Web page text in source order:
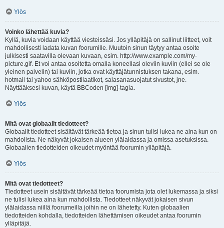
Ylös
Voinko lähettää kuvia?
Kyllä, kuvia voidaan käyttää viesteissäsi. Jos ylläpitäjä on sallinut liitteet, voit
mahdollisesti ladata kuvan foorumille. Muutoin sinun täytyy antaa osoite
julkisesti saatavilla olevaan kuvaan, esim. http://www.example.com/my-
picture.gif. Et voi antaa osoitetta omalla koneellasi oleviin kuviin (ellei se ole
yleinen palvelin) tai kuviin, jotka ovat käyttäjätunnistuksen takana, esim.
hotmail tai yahoo sähköpostilaatikot, salasanasuojatut sivustot, jne.
Näyttääksesi kuvan, käytä BBCoden [img]-tagia.
Ylös
Mitä ovat globaalit tiedotteet?
Globaalit tiedotteet sisältävät tärkeää tietoa ja sinun tulisi lukea ne aina kun on
mahdolista. Ne näkyvät jokaisen alueen ylälaidassa ja omissa asetuksissa.
Globaalien tiedotteiden oikeudet myöntää foorumin ylläpitäjä.
Ylös
Mitä ovat tiedotteet?
Tiedotteet usein sisältävät tärkeää tietoa foorumista jota olet lukemassa ja siksi
ne tulisi lukea aina kun mahdollista. Tiedotteet näkyvät jokaisen sivun
ylälaidassa niillä foorumeilla joihin ne on lähetetty. Kuten globaalien
tiedotteiden kohdalla, tiedotteiden lähettämisen oikeudet antaa foorumin
ylläpitäjä.